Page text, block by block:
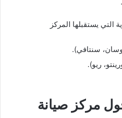
التي يستقبلها المركز
توسان، سنتافي).
ريو).
مركز صيانة